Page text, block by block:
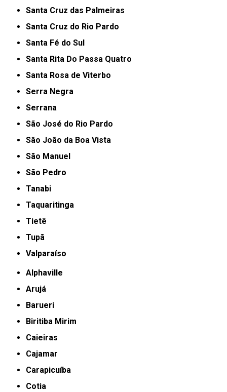
Santa Cruz das Palmeiras
Santa Cruz do Rio Pardo
Santa Fé do Sul
Santa Rita Do Passa Quatro
Santa Rosa de Viterbo
Serra Negra
Serrana
São José do Rio Pardo
São João da Boa Vista
São Manuel
São Pedro
Tanabi
Taquaritinga
Tietê
Tupã
Valparaíso
Alphaville
Arujá
Barueri
Biritiba Mirim
Caieiras
Cajamar
Carapicuíba
Cotia